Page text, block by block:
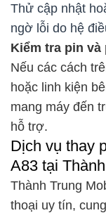
Thử cập nhật
ngờ lỗi do hệ
Kiểm tra pin
Nếu các cách
hoặc linh kiện
mang máy đến
hỗ trợ.
Dịch vụ thay
A83 tại
Thành Trung
thoại uy tín,